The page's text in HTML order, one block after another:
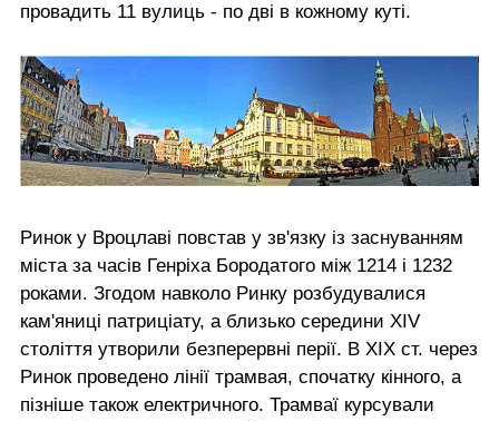
провадить 11 вулиць - по дві в кожному куті.
Ринок у Вроцлаві повстав у зв'язку із заснуванням
міста за часів Генріха Бородатого між 1214 і 1232
роками. Згодом навколо Ринку розбудувалися
кам'яниці патриціату, а близько середини XIV
століття утворили безперервні перії. В XIX ст. через
Ринок проведено лінії трамвая, спочатку кінного, а
пізніше також електричного. Трамваї курсували